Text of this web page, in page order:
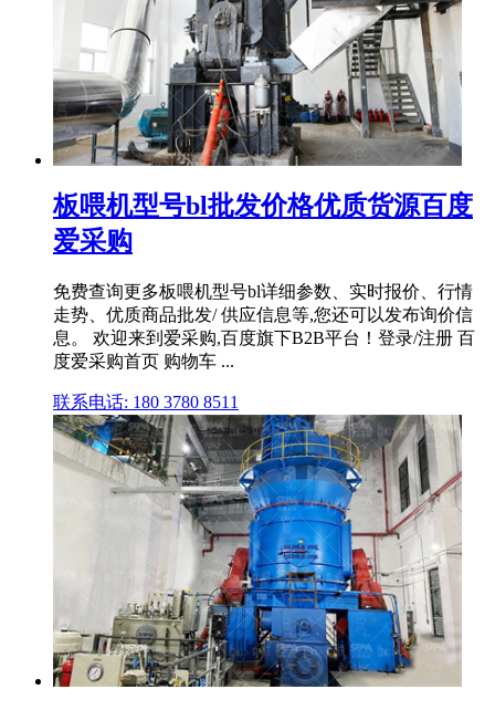
板喂机型号bl批发价格优质货源百度
爱采购
免费查询更多板喂机型号bl详细参数、实时报价、行情
走势、优质商品批发/ 供应信息等,您还可以发布询价信
息。 欢迎来到爱采购,百度旗下B2B平台！登录/注册 百
度爱采购首页 购物车 ...
联系电话: 180 3780 8511